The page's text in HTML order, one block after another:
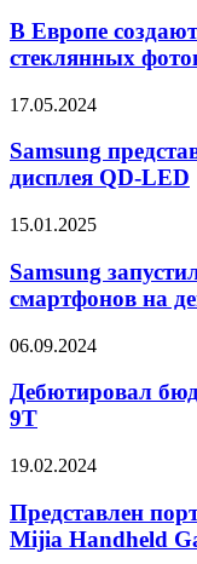
создают
квантовый
компьютер
стеклянных
чипах
В Европе
стеклянных
Samsung
18.2-
дюймовый
прототип
QD-
17.05.2024
Samsung
дисплея QD-LED
Samsung
программу
обмена
смартфонов
деньги
15.01.2025
Samsung
смартфонов на
Дебютировал
смартфон
Honor
Play
06.09.2024
Дебютировал
9T
Представлен
отпариватель
Xiaomi
Mijia
19.02.2024
Представлен
Mijia Handheld